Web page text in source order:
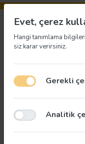
Evet, çerez
Hangi tanımlama
siz karar verirsiniz.
Gerekli
Analitik